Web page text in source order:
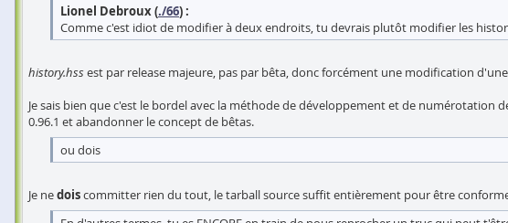
Lionel Debroux (./66) :
Comme c'est idiot de modifier à deux endroits, tu devrais plutôt modifier les
history.hssest par release majeure, pas par bêta, donc forcément une modification
Je sais bien que c'est le bordel avec la méthode de développement et de numérotation
0.96.1 et abandonner le concept de bêtas.
ou dois
Je nedoiscommitter rien du tout, le tarball source suffit entièrement pour être conforme